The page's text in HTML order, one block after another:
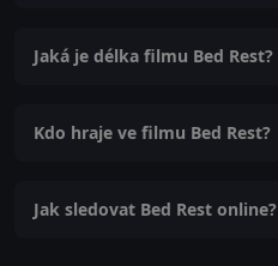
Jaká je délka filmu Bed Rest?
Kdo hraje ve filmu Bed Rest?
Jak sledovat Bed Rest online?